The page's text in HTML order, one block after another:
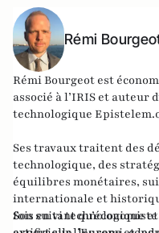
Rémi
Rémi Bourgeot est
associé à l’IRIS et auteur
technologique
Ses travaux traitent des
technologique, des
équilibres monétaires,
internationale et
fois en tant
Son suivi technologique